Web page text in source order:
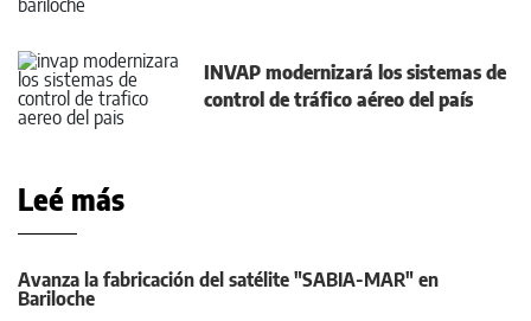
INVAP modernizará los sistemas de
control de tráfico aéreo del país
Leé más
Avanza la fabricación del satélite "SABIA-MAR" en
Bariloche